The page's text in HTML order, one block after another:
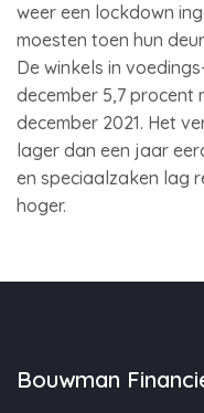
weer een lockdown
moesten toen hun
De winkels in
december 5,7 procent
december 2021. Het
lager dan een jaar
en speciaalzaken lag
hoger.
Bouwman